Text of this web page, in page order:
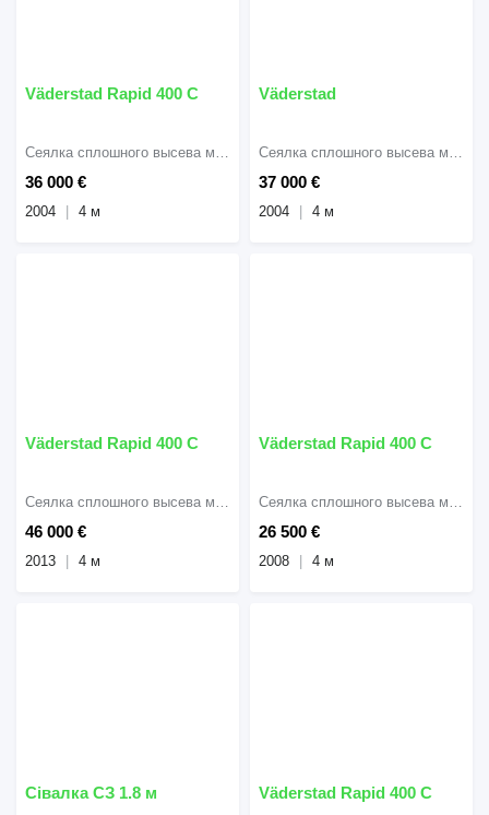
Väderstad Rapid 400 C
36 000 €
Сеялка сплошного высева механическая
2004 4 м
Väderstad
37 000 €
Сеялка сплошного высева механическая
2004 4 м
Väderstad Rapid 400 C
46 000 €
Сеялка сплошного высева механическая
2013 4 м
Väderstad Rapid 400 C
26 500 €
Сеялка сплошного высева механическая
2008 4 м
Сівалка СЗ 1.8 м Väderstad Rapid 400 C